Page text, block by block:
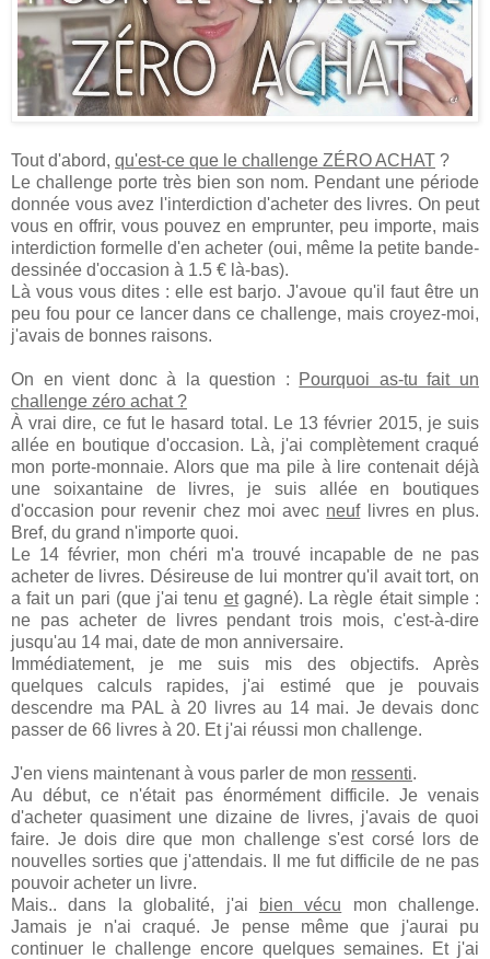
Tout d'abord, qu'est-ce que le challenge ZÉRO ACHAT ?
Le challenge porte très bien son nom. Pendant une période
donnée vous avez l'interdiction d'acheter des livres. On peut
vous en offrir, vous pouvez en emprunter, peu importe, mais
interdiction formelle d'en acheter (oui, même la petite bande-
dessinée d'occasion à 1.5 € là-bas).
Là vous vous dites : elle est barjo. J'avoue qu'il faut être un
peu fou pour ce lancer dans ce challenge, mais croyez-moi,
j'avais de bonnes raisons.
On en vient donc à la question : Pourquoi as-tu fait un
challenge zéro achat ?
À vrai dire, ce fut le hasard total. Le 13 février 2015, je suis
allée en boutique d'occasion. Là, j'ai complètement craqué
mon porte-monnaie. Alors que ma pile à lire contenait déjà
une soixantaine de livres, je suis allée en boutiques
d'occasion pour revenir chez moi avec neuflivres en plus.
Bref, du grand n'importe quoi.
Le 14 février, mon chéri m'a trouvé incapable de ne pas
acheter de livres. Désireuse de lui montrer qu'il avait tort, on
a fait un pari (que j'ai tenu etgagné). La règle était simple :
ne pas acheter de livres pendant trois mois, c'est-à-dire
jusqu'au 14 mai, date de mon anniversaire.
Immédiatement, je me suis mis des objectifs. Après
quelques calculs rapides, j'ai estimé que je pouvais
descendre ma PAL à 20 livres au 14 mai. Je devais donc
passer de 66 livres à 20. Et j'ai réussi mon challenge.
J'en viens maintenant à vous parler de mon ressenti.
Au début, ce n'était pas énormément difficile. Je venais
d'acheter quasiment une dizaine de livres, j'avais de quoi
faire. Je dois dire que mon challenge s'est corsé lors de
nouvelles sorties que j'attendais. Il me fut difficile de ne pas
pouvoir acheter un livre.
Mais.. dans la globalité, j'ai
bien vécu mon challenge.
Jamais je n'ai craqué. Je pense même que j'aurai pu
continuer le challenge encore quelques semaines. Et j'ai